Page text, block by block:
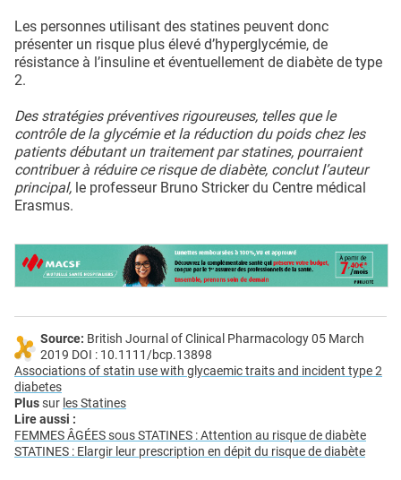
Les personnes utilisant des statines peuvent donc
présenter un risque plus élevé d’hyperglycémie, de
résistance à l’insuline et éventuellement de diabète de type
2.
Des stratégies préventives rigoureuses, telles que le
contrôle de la glycémie et la réduction du poids chez les
patients débutant un traitement par statines, pourraient
contribuer à réduire ce risque de diabète, conclut l’auteur
principal, le professeur Bruno Stricker du Centre médical
Erasmus.
Source: British Journal of Clinical Pharmacology 05 March
2019 DOI : 10.1111/bcp.13898
Associations of statin use with glycaemic traits and incident type 2
diabetes
Plussur les Statines
Lire aussi :
FEMMES ÂGÉES sous STATINES : Attention au risque de diabète
STATINES : Elargir leur prescription en dépit du risque de diabète